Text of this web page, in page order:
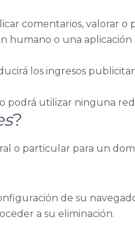
comentarios, valorar o
humano o una aplicación
los ingresos
podrá utilizar ninguna red
?
o particular para un
de su
a su eliminación.